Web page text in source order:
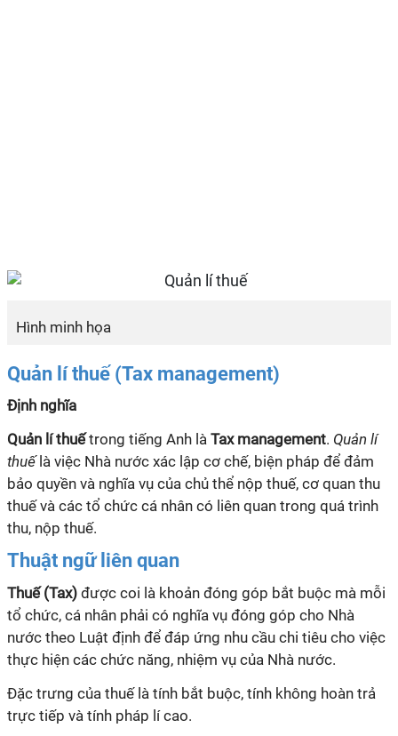
Hình minh họa
Quản lí thuế (Tax management)
Định nghĩa
Quản lí thuếtrong tiếng Anh là Tax management. Quản lí
thuế là việc Nhà nước xác lập cơ chế, biện pháp để đảm
bảo quyền và nghĩa vụ của chủ thể nộp thuế, cơ quan thu
thuế và các tổ chức cá nhân có liên quan trong quá trình
thu, nộp thuế.
Thuật ngữ liên quan
Thuế (Tax) được coi là khoản đóng góp bắt buộc mà mỗi
tổ chức, cá nhân phải có nghĩa vụ đóng góp cho Nhà
nước theo Luật định để đáp ứng nhu cầu chi tiêu cho việc
thực hiện các chức năng, nhiệm vụ của Nhà nước.
Đặc trưng của thuế là tính bắt buộc, tính không hoàn trả
trực tiếp và tính pháp lí cao.